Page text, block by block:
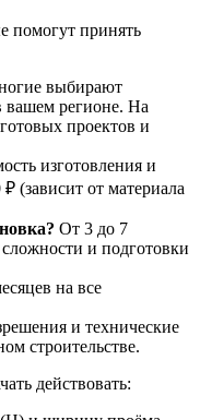
помогут принять
выбирают
вашем регионе. На
проектов и
изготовления и
(зависит от материала
От 3 до 7
и подготовки
на все
и технические
строительстве.
действовать: